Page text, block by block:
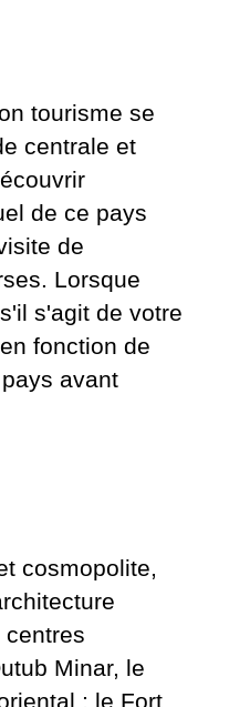
tourisme se
centrale et
de ce pays
de
Lorsque
s'agit de votre
fonction de
avant
cosmopolite,
Minar, le
; le Fort